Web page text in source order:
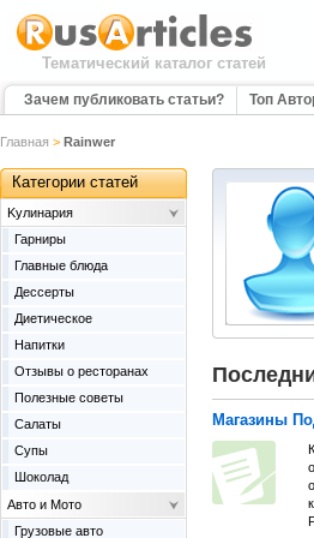
Тематический каталог статей
Зачем публиковать статьи? Топ
Главная > Rainwer
Магазины
Категории статей
Kулинария
Гарниры
Главные блюда
Дессерты
Диетическое
Напитки
Отзывы о ресторанах
Полезные советы
Салаты
Супы
Шоколад
Авто и Мото
Грузовые авто